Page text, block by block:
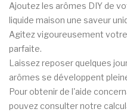
Ajoutez les arômes DIY de
liquide maison une saveur
Agitez vigoureusement
parfaite.
Laissez reposer quelques
arômes se développent
Pour obtenir de l'aide
pouvez consulter notre